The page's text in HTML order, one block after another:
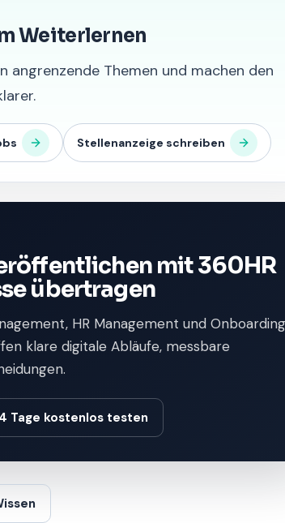
Weiterlernen
angrenzende Themen und machen den
Stellenanzeige schreiben
mit 360HR
übertragen
HR Management und
klare digitale Abläufe, messbare
Tage kostenlos testen